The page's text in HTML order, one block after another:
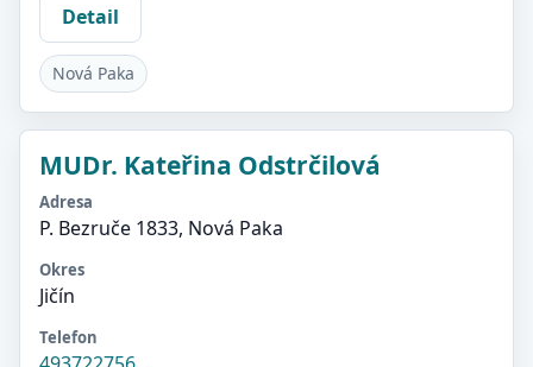
Detail
Nová Paka
MUDr. Kateřina Odstrčilová
Adresa
P. Bezruče 1833, Nová Paka
Okres
Jičín
Telefon